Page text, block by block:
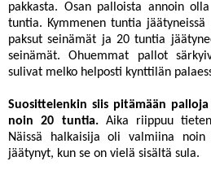
pakkasta. Osan palloista annoin
tuntia. Kymmenen tuntia
paksut seinämät ja 20 tuntia
seinämät. Ohuemmat pallot
sulivat melko helposti kynttilän
Suosittelenkin siis pitämään palloja
noin 20 tuntia. Aika riippuu
Näissä halkaisija oli valmiina
jäätynyt, kun se on vielä sisältä sula.